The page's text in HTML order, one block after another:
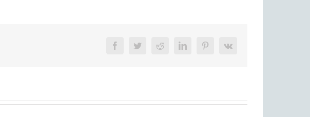
FacebookTwitterReddit LinkedInPinterest
Vk